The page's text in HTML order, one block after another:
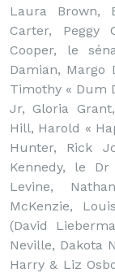
Laura Brown,
Carter, Peggy
Cooper, le
Damian, Margo
Timothy « Dum
Jr, Gloria
Hill, Harold «
Hunter, Rick
Kennedy, le Dr
Levine,
McKenzie,
(David
Neville, Dakota
Harry & Liz